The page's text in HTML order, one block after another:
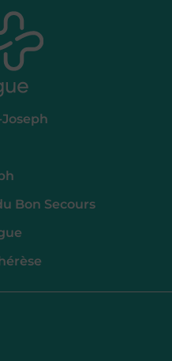
Bon Secours